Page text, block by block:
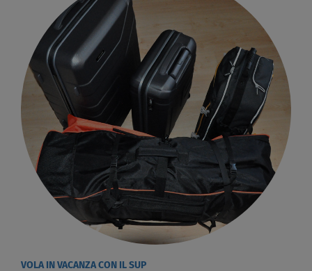
VOLA IN VACANZA CON IL SUP